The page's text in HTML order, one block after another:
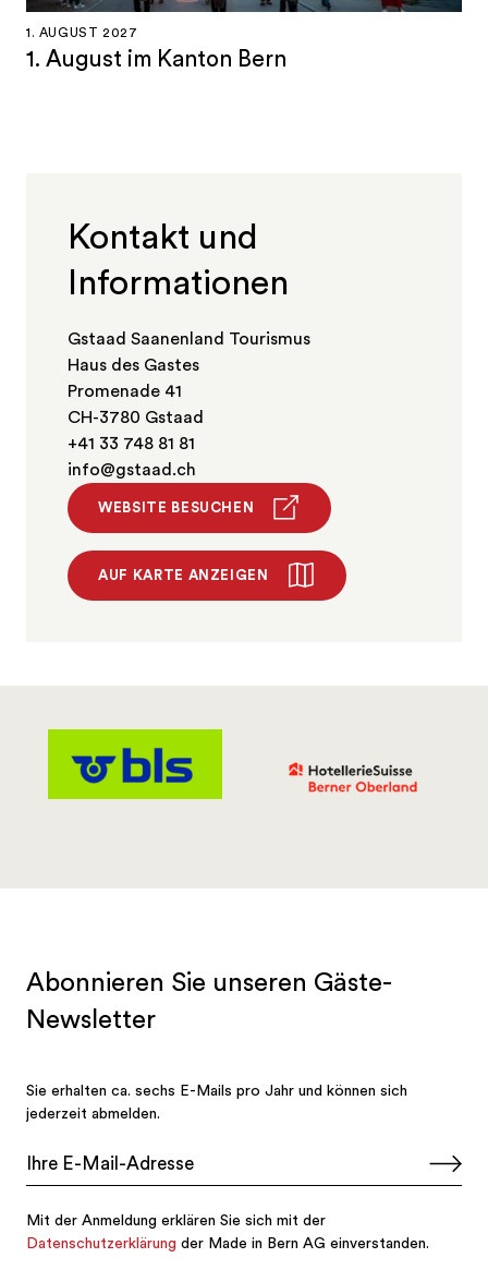
1. AUGUST 2027
1. August im Kanton Bern
Kontakt und
Informationen
Gstaad Saanenland Tourismus
Haus des Gastes
Promenade 41
CH-3780 Gstaad
+41 33 748 81 81
info@gstaad.ch
WEBSITE BESUCHEN
AUF KARTE ANZEIGEN